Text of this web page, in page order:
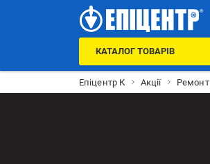
КАТАЛОГ ТОВАРІВ
Епіцентр К Акції Ремонт